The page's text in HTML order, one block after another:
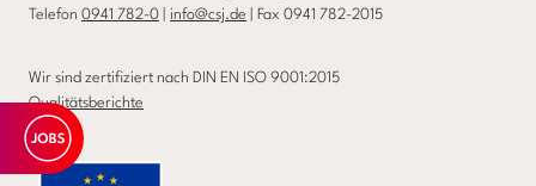
Telefon 0941 782-0 info@csj.de | Fax 0941 782-2015
Wir sind zertifiziert nach DIN EN ISO 9001:2015
Qualitätsberichte